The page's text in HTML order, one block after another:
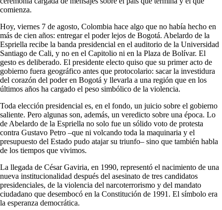
comienza.
Hoy, viernes 7 de agosto, Colombia hace algo que no había hecho en
más de cien años: entregar el poder lejos de Bogotá. Abelardo de la
Espriella recibe la banda presidencial en el auditorio de la Universidad
Santiago de Cali, y no en el Capitolio ni en la Plaza de Bolívar. El
gesto es deliberado. El presidente electo quiso que su primer acto de
gobierno fuera geográfico antes que protocolario: sacar la investidura
del corazón del poder en Bogotá y llevarla a una región que en los
últimos años ha cargado el peso simbólico de la violencia.
Toda elección presidencial es, en el fondo, un juicio sobre el gobierno
saliente. Pero algunas son, además, un veredicto sobre una época. Lo
de Abelardo de la Espriella no solo fue un sólido voto de protesta
contra Gustavo Petro –que ni volcando toda la maquinaria y el
presupuesto del Estado pudo atajar su triunfo– sino que también habla
de los tiempos que vivimos.
La llegada de César Gaviria, en 1990, representó el nacimiento de una
nueva institucionalidad después del asesinato de tres candidatos
presidenciales, de la violencia del narcoterrorismo y del mandato
ciudadano que desembocó en la Constitución de 1991. El símbolo era
la esperanza democrática.